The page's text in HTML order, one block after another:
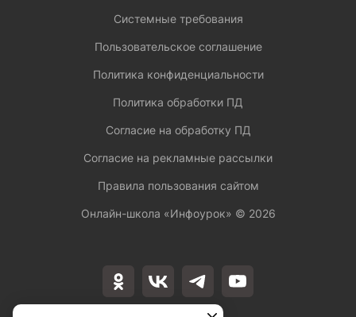
Системные требования
Пользовательское соглашение
Политика конфиденциальности
Политика обработки ПД
Согласие на обработку ПД
Согласие на рекламные рассылки
Правила пользования сайтом
Онлайн-школа «Инфоурок» © 2026